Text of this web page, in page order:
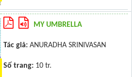
MY UMBRELLA
Tác giả: ANURADHA SRINIVASAN
Số trang: 10 tr.